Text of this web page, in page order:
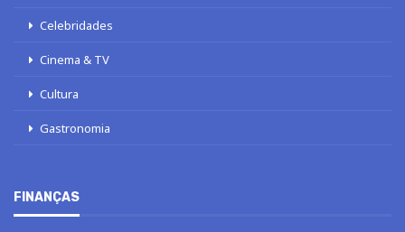
Celebridades
Cinema & TV
Cultura
Gastronomia
FINANÇAS